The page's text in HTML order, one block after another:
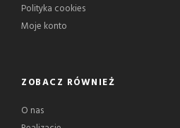
Polityka cookies
Moje konto
ZOBACZ RÓWNIEŻ
O nas